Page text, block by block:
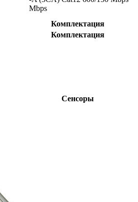
Mbps
Комплектация
Комплектация
Сенсоры